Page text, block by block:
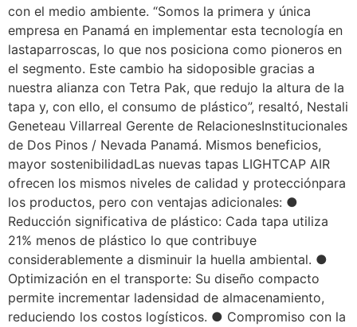
con el medio ambiente. “Somos la primera y única
empresa en Panamá en implementar esta tecnología en
lastaparroscas, lo que nos posiciona como pioneros en
el segmento. Este cambio ha sidoposible gracias a
nuestra alianza con Tetra Pak, que redujo la altura de la
tapa y, con ello, el consumo de plástico”, resaltó, Nestali
Geneteau Villarreal Gerente de RelacionesInstitucionales
de Dos Pinos / Nevada Panamá. Mismos beneficios,
mayor sostenibilidadLas nuevas tapas LIGHTCAP AIR
ofrecen los mismos niveles de calidad y protecciónpara
los productos, pero con ventajas adicionales: ●
Reducción significativa de plástico: Cada tapa utiliza
21% menos de plástico lo que contribuye
considerablemente a disminuir la huella ambiental. ●
Optimización en el transporte: Su diseño compacto
permite incrementar ladensidad de almacenamiento,
reduciendo los costos logísticos. ● Compromiso con la